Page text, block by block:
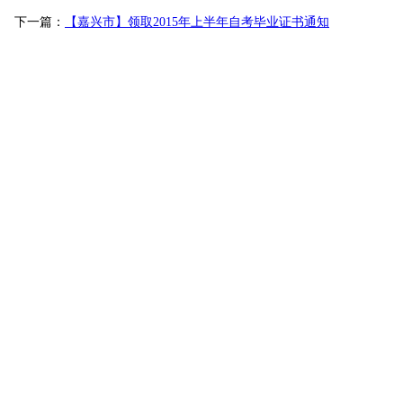
下一篇： 【嘉兴市】领取2015年上半年自考毕业证书通知